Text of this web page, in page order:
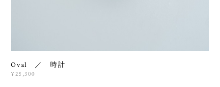
Oval ／ 時計
¥25,300